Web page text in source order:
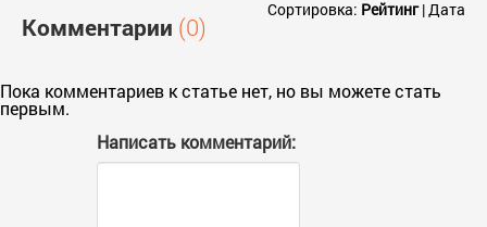
Комментарии (0)
Сортировка: Рейтинг|Дата
Пока комментариев к статье нет, но вы можете стать
первым.
Написать комментарий: